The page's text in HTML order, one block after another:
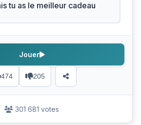
tu as le meilleur cadeau
474 205
Jouer
301 681 votes